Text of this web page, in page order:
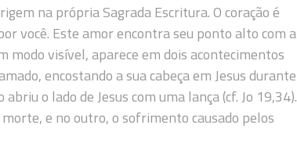
na própria Sagrada Escritura. O coração é
você. Este amor encontra seu ponto alto com a
modo visível, aparece em dois acontecimentos
encostando a sua cabeça em Jesus durante
o lado de Jesus com uma lança (cf. Jo 19,34).
e no outro, o sofrimento causado pelos